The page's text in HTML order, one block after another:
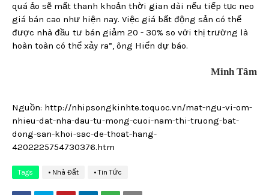
quá ảo sẽ mất thanh khoản thời gian dài nếu tiếp tục neo
giá bán cao như hiện nay. Việc giá bất động sản có thể
được nhà đầu tư bán giảm 20 - 30% so với thị trường là
hoàn toàn có thể xảy ra”, ông Hiển dự báo.
Minh Tâm
Nguồn: http://nhipsongkinhte.toquoc.vn/mat-ngu-vi-om-
nhieu-dat-nha-dau-tu-mong-cuoi-nam-thi-truong-bat-
dong-san-khoi-sac-de-thoat-hang-
4202225754730376.htm
Tags • Nhà Đất • Tin Tức